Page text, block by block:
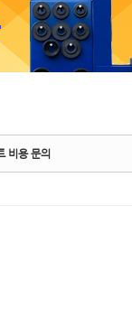
비용 문의